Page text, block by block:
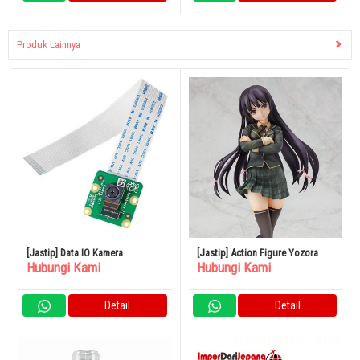
Produk Lainnya
[Jastip] Data IO Kamera
Raspberry Pi V2 UDRPCAMERA
Hubungi Kami
Detail
[Jastip] Action Figure Yozora
Mikazuki 1/7
Hubungi Kami
Detail